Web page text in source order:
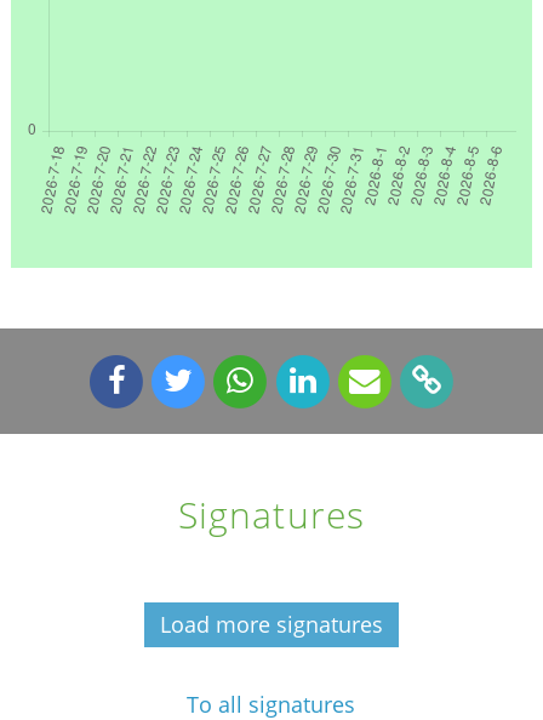
Signatures
Load more signatures
To all signatures